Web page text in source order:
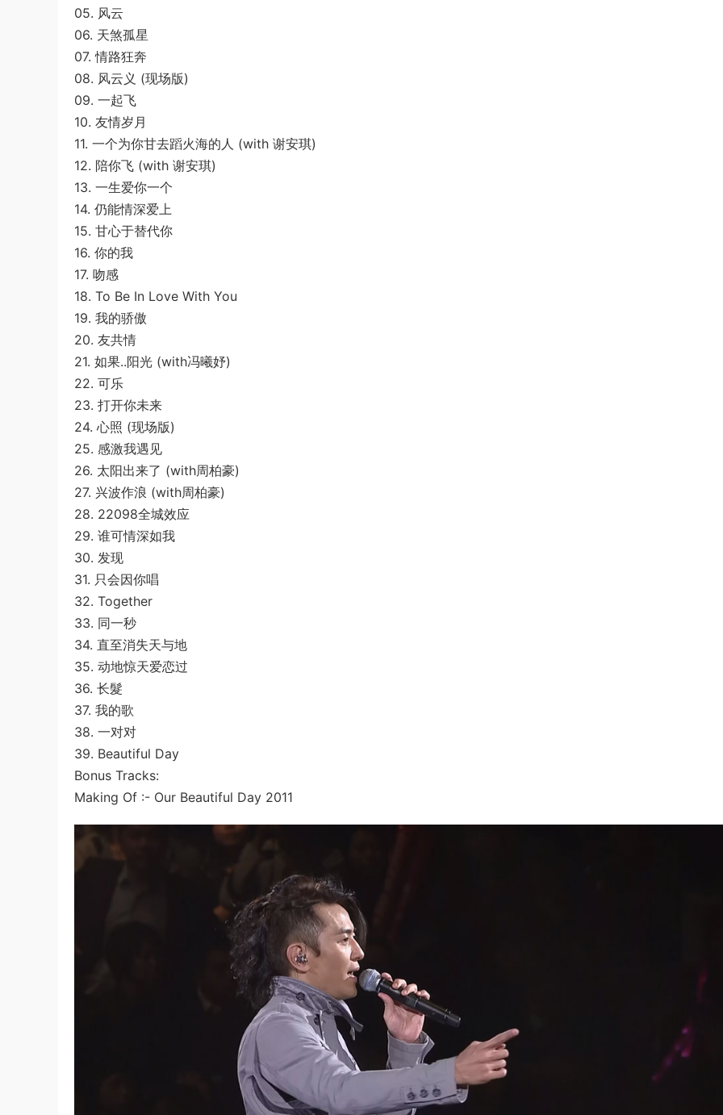
05. 风云
06. 天煞孤星
07. 情路狂奔
08. 风云义 (现场版)
09. 一起飞
10. 友情岁月
11. 一个为你甘去蹈火海的人 (with 谢安琪)
12. 陪你飞 (with 谢安琪)
13. 一生爱你一个
14. 仍能情深爱上
15. 甘心于替代你
16. 你的我
17. 吻感
18. To Be In Love With You
19. 我的骄傲
20. 友共情
21. 如果..阳光 (with冯曦妤)
22. 可乐
23. 打开你未来
24. 心照 (现场版)
25. 感激我遇见
26. 太阳出来了 (with周柏豪)
27. 兴波作浪 (with周柏豪)
28. 22098全城效应
29. 谁可情深如我
30. 发现
31. 只会因你唱
32. Together
33. 同一秒
34. 直至消失天与地
35. 动地惊天爱恋过
36. 长髮
37. 我的歌
38. 一对对
39. Beautiful Day
Bonus Tracks:
Making Of :- Our Beautiful Day 2011